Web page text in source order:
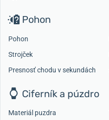
Pohon
Pohon
Strojček
Presnosť chodu v sekundách
Ciferník a púzdro
Materiál puzdra